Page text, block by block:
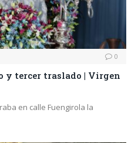
0
y tercer traslado | Virgen
en calle Fuengirola la